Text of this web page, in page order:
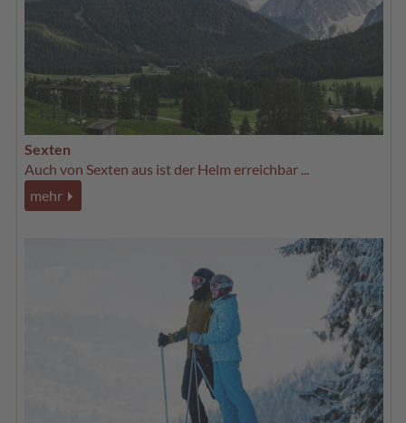
Sexten
Auch von Sexten aus ist der Helm erreichbar ...
mehr